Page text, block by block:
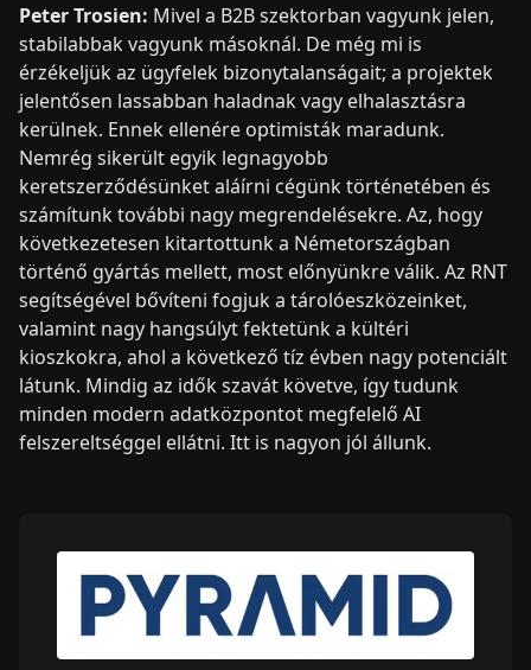
Peter Trosien: Mivel a B2B szektorban vagyunk jelen,
stabilabbak vagyunk másoknál. De még mi is
érzékeljük az ügyfelek bizonytalanságait; a projektek
jelentősen lassabban haladnak vagy elhalasztásra
kerülnek. Ennek ellenére optimisták maradunk.
Nemrég sikerült egyik legnagyobb
keretszerződésünket aláírni cégünk történetében és
számítunk további nagy megrendelésekre. Az, hogy
következetesen kitartottunk a Németországban
történő gyártás mellett, most előnyünkre válik. Az RNT
segítségével bővíteni fogjuk a tárolóeszközeinket,
valamint nagy hangsúlyt fektetünk a kültéri
kioszkokra, ahol a következő tíz évben nagy potenciált
látunk. Mindig az idők szavát követve, így tudunk
minden modern adatközpontot megfelelő AI
felszereltséggel ellátni. Itt is nagyon jól állunk.